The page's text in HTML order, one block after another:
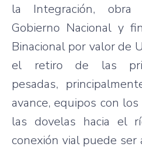
la Integración,
Gobierno Nacional y
Binacional por valor de
el retiro de las
pesadas,
avance, equipos con
las dovelas hacia el
conexión vial puede ser